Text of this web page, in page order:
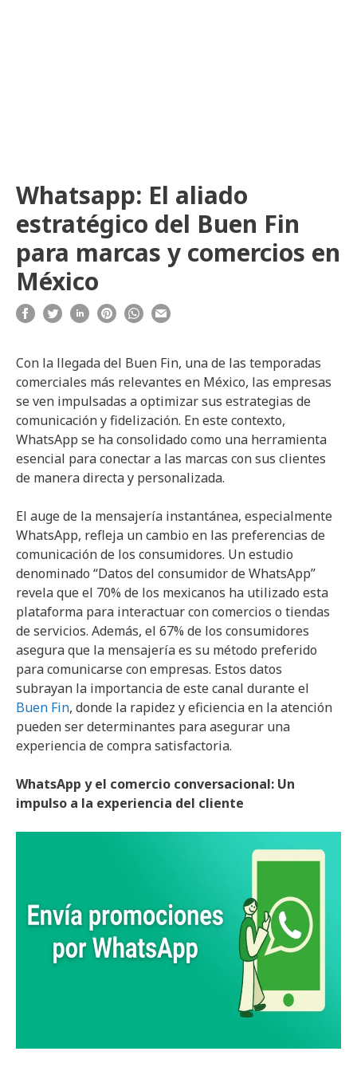
Whatsapp: El aliado
estratégico del Buen Fin
para marcas y comercios en
México
Con la llegada del Buen Fin, una de las temporadas
comerciales más relevantes en México, las empresas
se ven impulsadas a optimizar sus estrategias de
comunicación y fidelización. En este contexto,
WhatsApp se ha consolidado como una herramienta
esencial para conectar a las marcas con sus clientes
de manera directa y personalizada.
El auge de la mensajería instantánea, especialmente
WhatsApp, refleja un cambio en las preferencias de
comunicación de los consumidores. Un estudio
denominado “Datos del consumidor de WhatsApp”
revela que el 70% de los mexicanos ha utilizado esta
plataforma para interactuar con comercios o tiendas
de servicios. Además, el 67% de los consumidores
asegura que la mensajería es su método preferido
para comunicarse con empresas. Estos datos
subrayan la importancia de este canal durante el
Buen Fin, donde la rapidez y eficiencia en la atención
pueden ser determinantes para asegurar una
experiencia de compra satisfactoria.
WhatsApp y el comercio conversacional: Un
impulso a la experiencia del cliente